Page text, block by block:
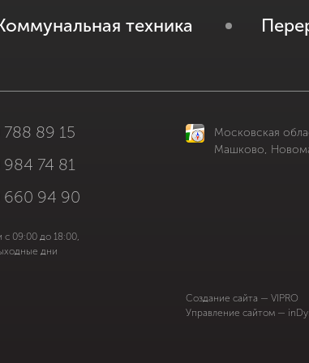
техника
788 89 15
984 74 81
660 94 90
с 09:00 до 18:00,
дни
Московская
Машково,
Cоздание сайта — VIPRO
Управление сайтом —